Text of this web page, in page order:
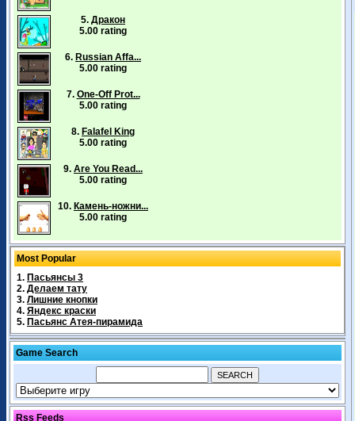
5. Дракон
5.00 rating
6. Russian Affa...
5.00 rating
7. One-Off Prot...
5.00 rating
8. Falafel King
5.00 rating
9. Are You Read...
5.00 rating
10. Камень-ножни...
5.00 rating
Most Popular
1. Пасьянсы 3
2. Делаем тату
3. Лишние кнопки
4. Яндекс краски
5. Пасьянс Атея-пирамида
Game Search
Rss Feeds